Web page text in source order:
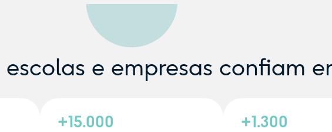
e empresas confiam
+15.000 +1.300